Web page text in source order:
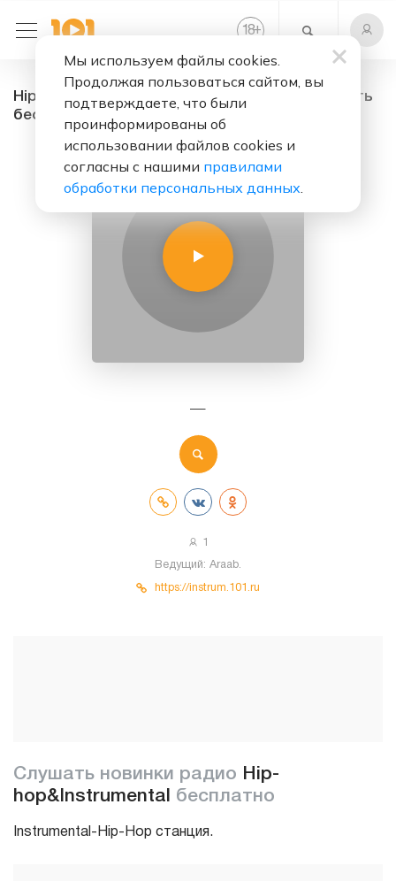
18+
Hip-hop&Instrumental - радио онлайн. Слушать
бесплатно
—
1
Ведущий: Araab.
https://instrum.101.ru
Слушать новинки радио Hip-
hop&Instrumental бесплатно
Instrumental-Hip-Hop станция.
Мы используем файлы cookies.
Продолжая пользоваться сайтом, вы
подтверждаете, что были
проинформированы об
использовании файлов cookies и
согласны с нашими правилами
обработки персональных данных.